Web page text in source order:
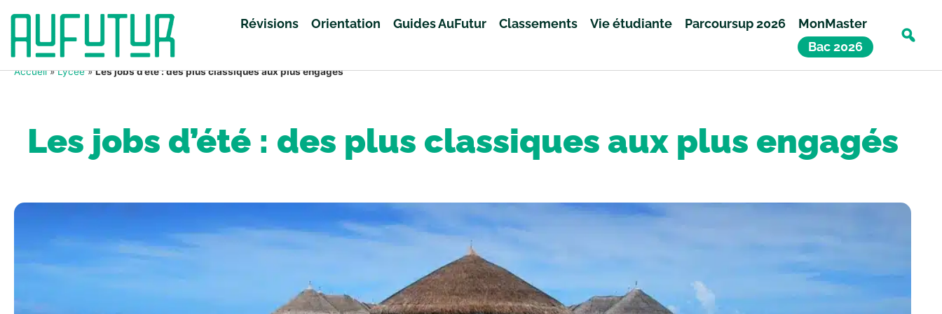
Révisions Orientation Guides AuFutur Classements Vie étudiante Parcoursup 2026
MonMaster
Bac 2026
Accueil»Lycée»Les jobs d’été : des plus classiques aux plus engagés
Les jobs d’été : des plus classiques aux plus engagés